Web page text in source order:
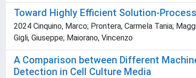
Toward Highly Efficient Solution-
2024 Cinquino, Marco; Prontera, Carmela Tania;
Gigli, Giuseppe; Maiorano, Vincenzo
A Comparison between Different
Detection in Cell Culture Media